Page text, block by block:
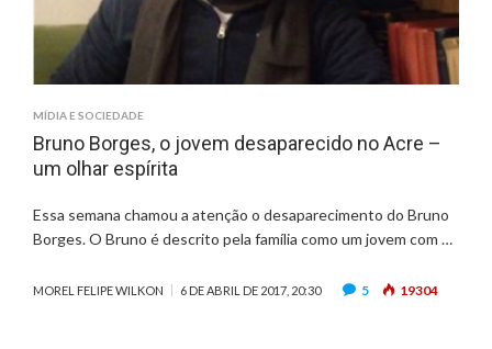
MÍDIA E SOCIEDADE
Bruno Borges, o jovem desaparecido no Acre –
um olhar espírita
Essa semana chamou a atenção o desaparecimento do Bruno
Borges. O Bruno é descrito pela família como um jovem com …
MOREL FELIPE WILKON 6 DE ABRIL DE 2017, 20:30 5 19304